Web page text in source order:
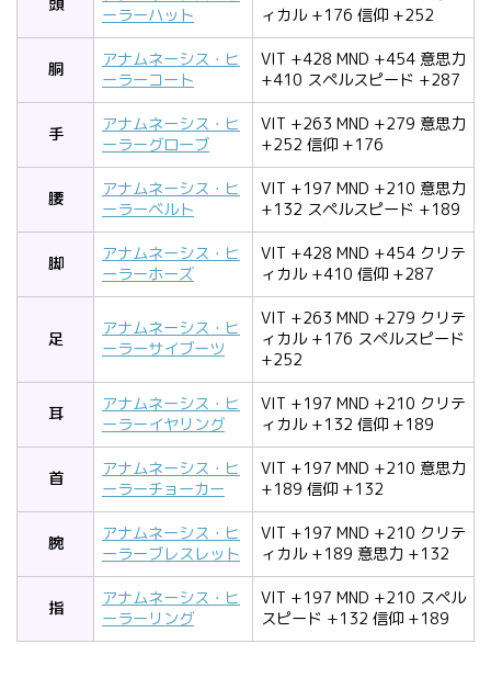
ーラーハット
ィカル +176 信仰 +252
胴
アナムネーシス・ヒ
ーラーコート
VIT +428 MND +454 意思力
+410 スペルスピード +287
手
アナムネーシス・ヒ
ーラーグローブ
VIT +263 MND +279 意思力
+252 信仰 +176
腰
アナムネーシス・ヒ
ーラーベルト
VIT +197 MND +210 意思力
+132 スペルスピード +189
脚
アナムネーシス・ヒ
ーラーホーズ
VIT +428 MND +454 クリテ
ィカル +410 信仰 +287
足
アナムネーシス・ヒ
ーラーサイブーツ
VIT +263 MND +279 クリテ
ィカル +176 スペルスピード
+252
耳
アナムネーシス・ヒ
ーラーイヤリング
VIT +197 MND +210 クリテ
ィカル +132 信仰 +189
首
アナムネーシス・ヒ
ーラーチョーカー
VIT +197 MND +210 意思力
+189 信仰 +132
腕
アナムネーシス・ヒ
ーラーブレスレット
VIT +197 MND +210 クリテ
ィカル +189 意思力 +132
指
アナムネーシス・ヒ
ーラーリング
VIT +197 MND +210 スペル
スピード +132 信仰 +189